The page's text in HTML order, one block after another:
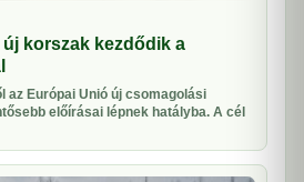
korszak kezdődik a
az Európai Unió új csomagolási
előírásai lépnek hatályba. A cél